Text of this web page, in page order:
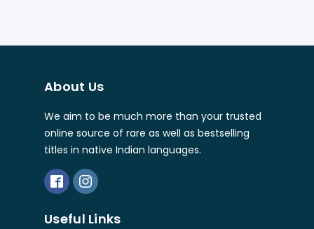
About Us
We aim to be much more than your trusted
online source of rare as well as bestselling
titles in native Indian languages.
Useful Links